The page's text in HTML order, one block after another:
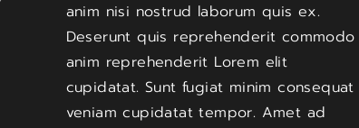
anim nisi nostrud laborum quis ex.
Deserunt quis reprehenderit commodo
anim reprehenderit Lorem elit
cupidatat. Sunt fugiat minim consequat
veniam cupidatat tempor. Amet ad